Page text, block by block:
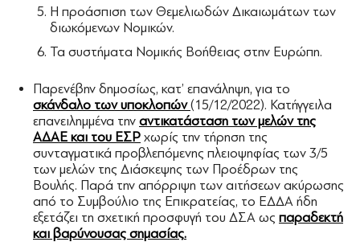
Η προάσπιση των Θεμελιωδών Δικαιωμάτων των
διωκόμενων Νομικών.
Τα συστήματα Νομικής Βοήθειας στην Ευρώπη.
Παρενέβην δημοσίως, κατ’ επανάληψη, για το
σκάνδαλο των υποκλοπών(15/12/2022). Κατήγγειλα
επανειλημμένα την αντικατάσταση των μελών της
ΑΔΑΕ και του ΕΣΡ χωρίς την τήρηση της
συνταγματικά προβλεπόμενης πλειοψηφίας των 3/5
των μελών της Διάσκεψης των Προέδρων της
Βουλής. Παρά την απόρριψη των αιτήσεων ακύρωσης
από το Συμβούλιο της Επικρατείας, το ΕΔΔΑ ήδη
εξετάζει τη σχετική προσφυγή του ΔΣΑ ως παραδεκτή
και βαρύνουσας σημασίας.